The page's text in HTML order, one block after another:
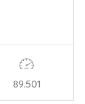
89.501